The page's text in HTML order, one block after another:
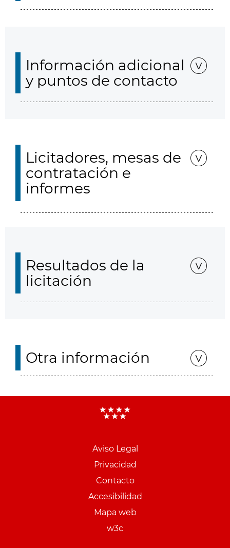
Información adicional
y puntos de contacto
Licitadores, mesas de
contratación e
informes
Resultados de la
licitación
Otra información
Aviso Legal
Privacidad
Contacto
Accesibilidad
Mapa web
w3c